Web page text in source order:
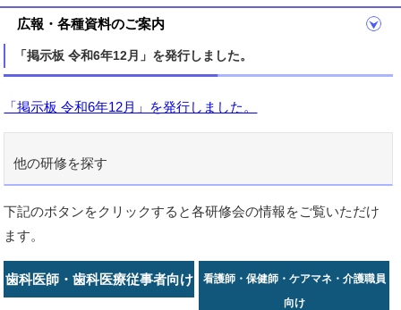
広報・各種資料のご案内
「掲示板 令和6年12月」を発行しました。
「掲示板 令和6年12月」を発行しました。
他の研修を探す
下記のボタンをクリックすると各研修会の情報をご覧いただけ
ます。
歯科医師・歯科医療従事者向け
看護師・保健師・ケアマネ・介護職員
向け